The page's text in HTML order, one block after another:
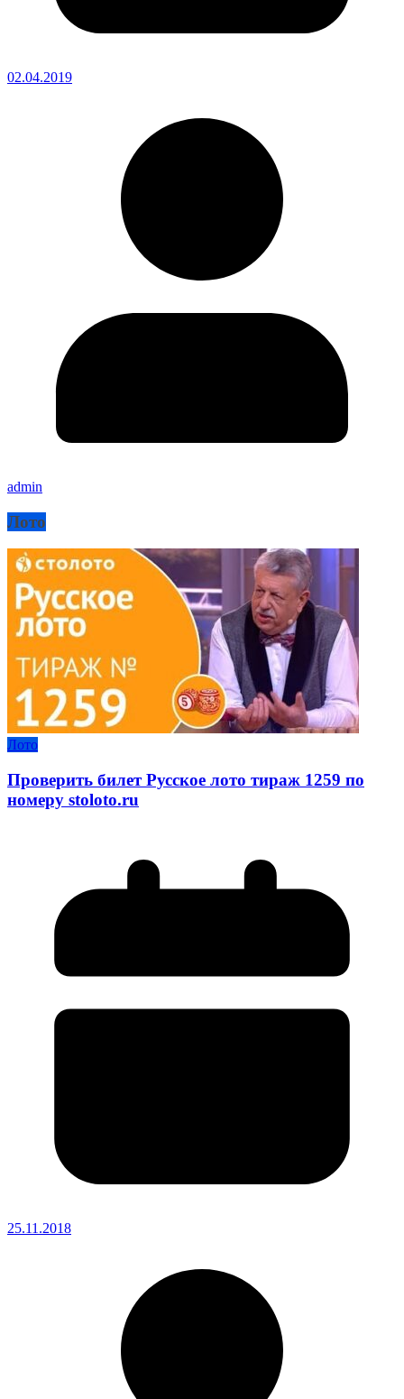
02.04.2019
admin
Лото
Лото
Проверить билет Русское лото тираж 1259 по
номеру stoloto.ru
25.11.2018